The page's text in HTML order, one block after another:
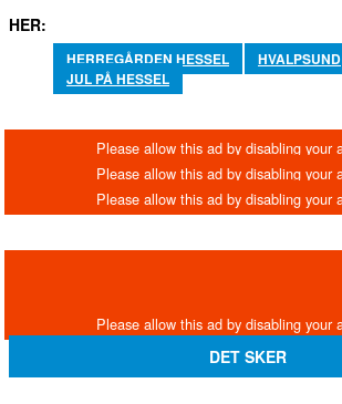
HER:
HERREGÅRDEN HESSEL HVALPSUND
JUL PÅ HESSEL
DET SKER